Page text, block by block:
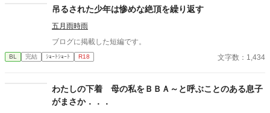
マとの日常の中で処理すべきものと疑わず、ママも戸惑いながら
もママに甘える「僕」に満足する。ママも僕もそうした行為が少
なからず社会規範に反していることは理解しているが、ママとの
甘美な繋がりは解消できずに戸惑いながらも続く「ママと中学生
吊るされた少年は惨めな絶頂を繰り返す
五月雨時雨
ブログに掲載した短編です。
BL 完結 ｼｮｰﾄｼｮｰﾄ R18 文字数：1,434
わたしの下着 母の私をＢＢＡ～と呼ぶことのある息子
がまさか．．．